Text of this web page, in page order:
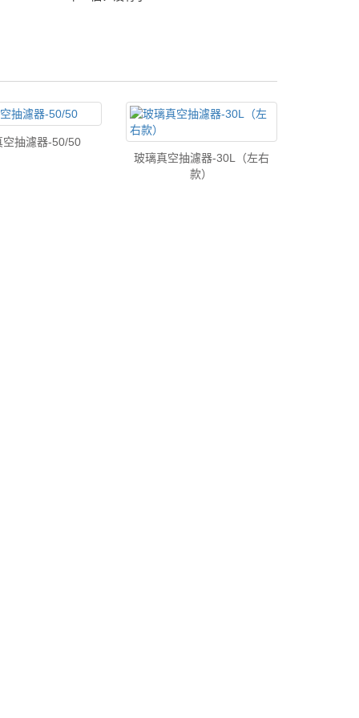
空抽濾器-50/50
玻璃真空抽濾器-30L（左右
款）